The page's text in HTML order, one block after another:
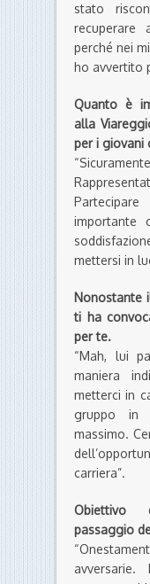
stato
recuperare
perché nei
ho avvertito
Quanto è
alla
per i giovani
importante
mettersi in
Nonostante
ti ha
per te.
“Mah, lui
maniera
metterci in
gruppo in
massimo.
carriera”.
Obiettivo
passaggio